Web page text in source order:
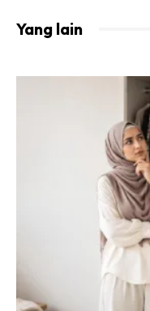
Selain itu, faktor
kerana kita telah
sesetengah perkara
Itu menyebabkan
memberitahu kepada
Sebagai contoh,
masalah tentang alat
pasangannya
Yang lain